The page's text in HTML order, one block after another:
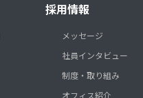
採用情報
メッセージ
社員インタビュー
制度・取り組み
オフィス紹介